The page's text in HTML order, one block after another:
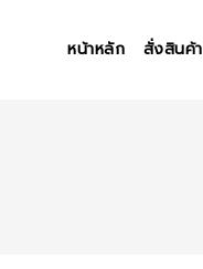
หน้าหลัก สั่งสินค้า